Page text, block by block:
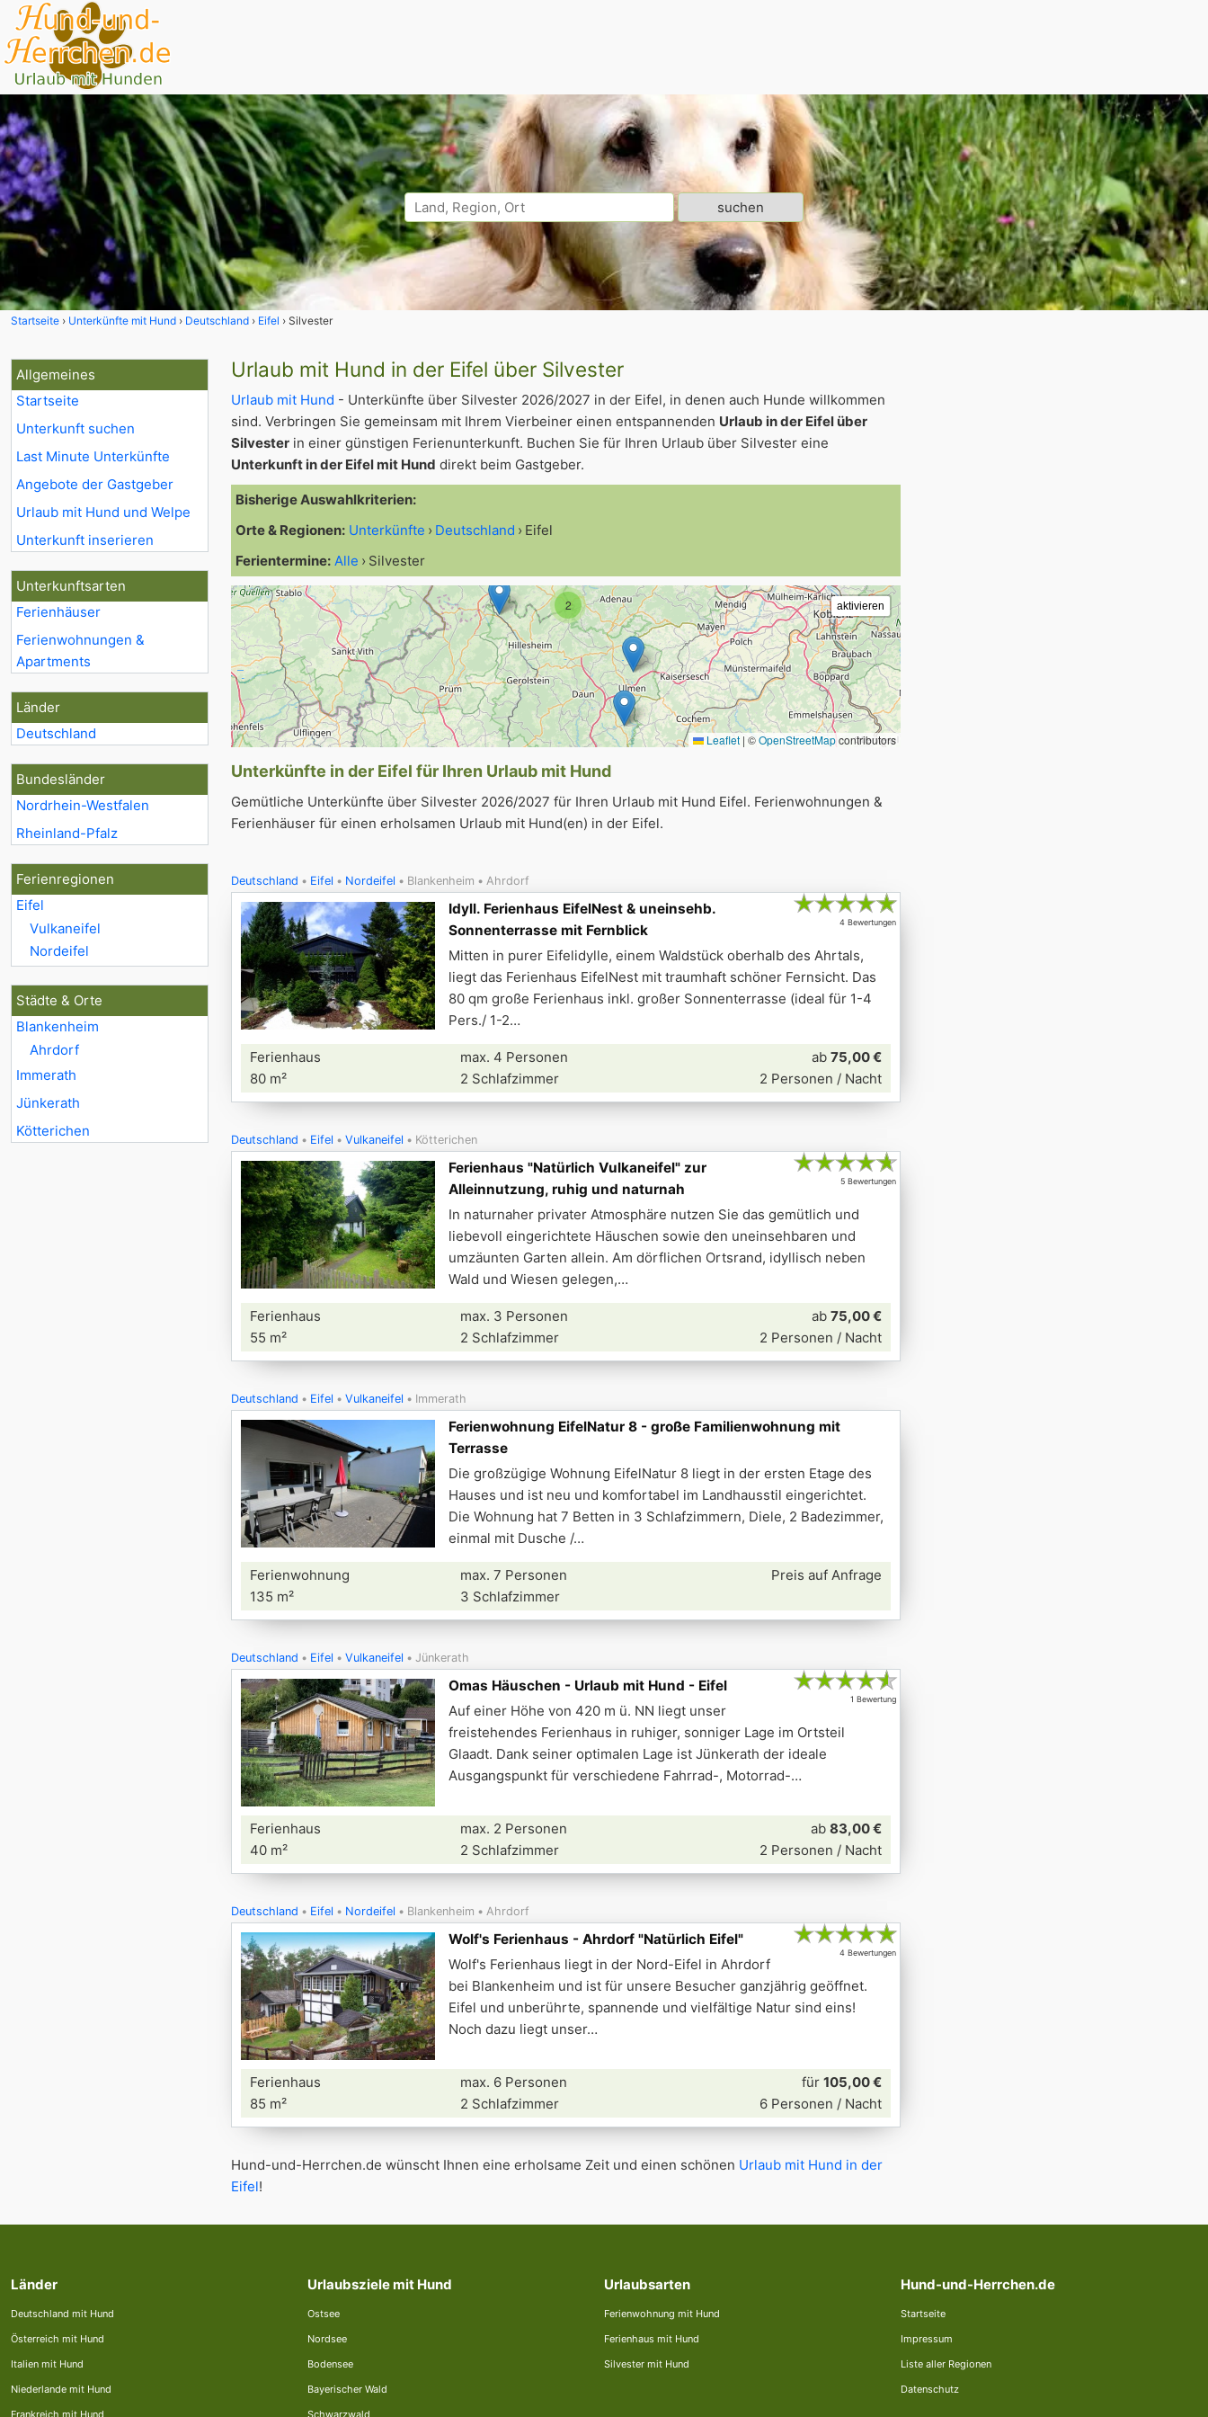
Startseite Unterkünfte mit Hund Deutschland Eifel Silvester
Allgemeines
Startseite
Unterkunft suchen
Last Minute Unterkünfte
Angebote der Gastgeber
Urlaub mit Hund und Welpe
Unterkunft inserieren
Unterkunftsarten
Ferienhäuser
Ferienwohnungen &
Apartments
Länder
Deutschland
Bundesländer
Nordrhein-Westfalen
Rheinland-Pfalz
Ferienregionen
Eifel
Vulkaneifel
Nordeifel
Städte & Orte
Blankenheim
Ahrdorf
Immerath
Jünkerath
Kötterichen
Urlaub mit Hund in der Eifel über Silvester
Urlaub mit Hund - Unterkünfte über Silvester 2026/2027 in der Eifel, in denen auch Hunde willkommen
sind. Verbringen Sie gemeinsam mit Ihrem Vierbeiner einen entspannenden Urlaub in der Eifel über
Silvester in einer günstigen Ferienunterkunft. Buchen Sie für Ihren Urlaub über Silvester eine
Unterkunft in der Eifel mit Hund direkt beim Gastgeber.
Bisherige Auswahlkriterien:
Orte & Regionen: Unterkünfte Deutschland
Eifel
Ferientermine: Alle Silvester
2
Leaflet | ©OpenStreetMapcontributors
Unterkünfte in der Eifel für Ihren Urlaub mit Hund
Gemütliche Unterkünfte über Silvester 2026/2027 für Ihren Urlaub mit Hund Eifel. Ferienwohnungen &
Ferienhäuser für einen erholsamen Urlaub mit Hund(en) in der Eifel.
Deutschland Eifel Nordeifel Blankenheim Ahrdorf
★★★★★
4 Bewertungen
Idyll. Ferienhaus EifelNest & uneinsehb.
Sonnenterrasse mit Fernblick
Mitten in purer Eifelidylle, einem Waldstück oberhalb des Ahrtals,
liegt das Ferienhaus EifelNest mit traumhaft schöner Fernsicht. Das
80 qm große Ferienhaus inkl. großer Sonnenterrasse (ideal für 1-4
Pers./ 1-2
Ferienhaus
80 m²
max. 4 Personen
2 Schlafzimmer
ab 75,00 €
2 Personen / Nacht
Deutschland Eifel Vulkaneifel Kötterichen
★★★★★
5 Bewertungen
Ferienhaus "Natürlich Vulkaneifel" zur
Alleinnutzung, ruhig und naturnah
In naturnaher privater Atmosphäre nutzen Sie das gemütlich und
liebevoll eingerichtete Häuschen sowie den uneinsehbaren und
umzäunten Garten allein. Am dörflichen Ortsrand, idyllisch neben
Wald und Wiesen gelegen,
Ferienhaus
55 m²
max. 3 Personen
2 Schlafzimmer
ab 75,00 €
2 Personen / Nacht
Deutschland Eifel Vulkaneifel Immerath
Ferienwohnung EifelNatur 8 - große Familienwohnung mit
Terrasse
Die großzügige Wohnung EifelNatur 8 liegt in der ersten Etage des
Hauses und ist neu und komfortabel im Landhausstil eingerichtet.
Die Wohnung hat 7 Betten in 3 Schlafzimmern, Diele, 2 Badezimmer,
einmal mit Dusche /
Ferienwohnung
135 m²
max. 7 Personen
3 Schlafzimmer
Preis auf Anfrage
Deutschland Eifel Vulkaneifel Jünkerath
★★★★★
1 Bewertung
Omas Häuschen - Urlaub mit Hund - Eifel
Auf einer Höhe von 420 m ü. NN liegt unser
freistehendes Ferienhaus in ruhiger, sonniger Lage im Ortsteil
Glaadt. Dank seiner optimalen Lage ist Jünkerath der ideale
Ausgangspunkt für verschiedene Fahrrad-, Motorrad-
Ferienhaus
40 m²
max. 2 Personen
2 Schlafzimmer
ab 83,00 €
2 Personen / Nacht
Deutschland Eifel Nordeifel Blankenheim Ahrdorf
★★★★★
4 Bewertungen
Wolf's Ferienhaus - Ahrdorf "Natürlich Eifel"
Wolf's Ferienhaus liegt in der Nord-Eifel in Ahrdorf
bei Blankenheim und ist für unsere Besucher ganzjährig geöffnet.
Eifel und unberührte, spannende und vielfältige Natur sind eins!
Noch dazu liegt unser
Ferienhaus
85 m²
max. 6 Personen
2 Schlafzimmer
für 105,00 €
6 Personen / Nacht
Hund-und-Herrchen.de wünscht Ihnen eine erholsame Zeit und einen schönen Urlaub mit Hund in der
Eifel!
Länder
Deutschland mit Hund
Österreich mit Hund
Italien mit Hund
Niederlande mit Hund
Frankreich mit Hund
Urlaubsziele mit Hund
Ostsee
Nordsee
Bodensee
Bayerischer Wald
Schwarzwald
Urlaubsarten
Ferienwohnung mit Hund
Ferienhaus mit Hund
Silvester mit Hund
Hund-und-Herrchen.de
Startseite
Impressum
Liste aller Regionen
Datenschutz